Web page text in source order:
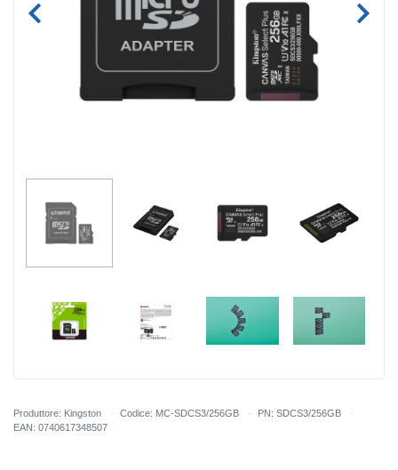
Produttore: Kingston Codice: MC-SDCS3/256GB
PN: SDCS3/256GB
EAN: 0740617348507